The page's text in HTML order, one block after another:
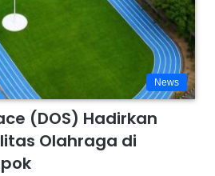
News
(DOS) Hadirkan
Olahraga di